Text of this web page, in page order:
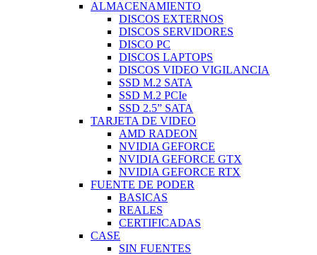
ALMACENAMIENTO
DISCOS EXTERNOS
DISCOS SERVIDORES
DISCO PC
DISCOS LAPTOPS
DISCOS VIDEO VIGILANCIA
SSD M.2 SATA
SSD M.2 PCIe
SSD 2.5” SATA
TARJETA DE VIDEO
AMD RADEON
NVIDIA GEFORCE
NVIDIA GEFORCE GTX
NVIDIA GEFORCE RTX
FUENTE DE PODER
BASICAS
REALES
CERTIFICADAS
CASE
SIN FUENTES